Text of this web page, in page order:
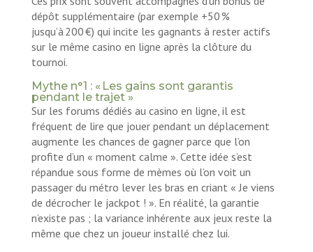
dépôt supplémentaire (par exemple +50 %
jusqu’à 200 €) qui incite les gagnants à rester actifs
sur le même casino en ligne après la clôture du
tournoi.
Mythe n°1 : « Les gains sont garantis
pendant le trajet »
Sur les forums dédiés au casino en ligne, il est
fréquent de lire que jouer pendant un déplacement
augmente les chances de gagner parce que l’on
profite d’un « moment calme ». Cette idée s’est
répandue sous forme de mèmes où l’on voit un
passager du métro lever les bras en criant « Je viens
de décrocher le jackpot ! ». En réalité, la garantie
n’existe pas ; la variance inhérente aux jeux reste la
même que chez un joueur installé chez lui.